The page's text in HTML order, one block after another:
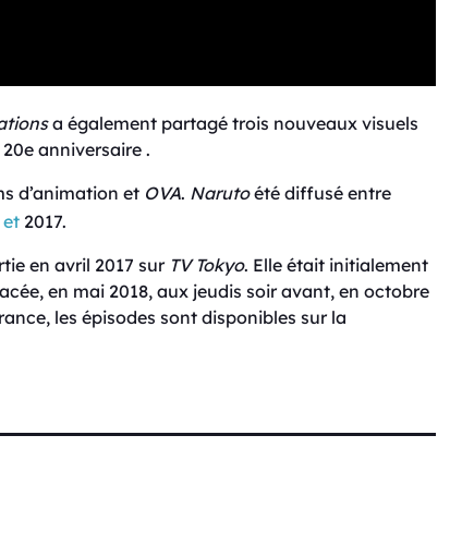
a également partagé trois nouveaux visuels
anniversaire .
d’animation et OVA. Narutoété diffusé entre
et 2017.
en avril 2017 sur TV Tokyo. Elle était initialement
en mai 2018, aux jeudis soir avant, en octobre
les épisodes sont disponibles sur la